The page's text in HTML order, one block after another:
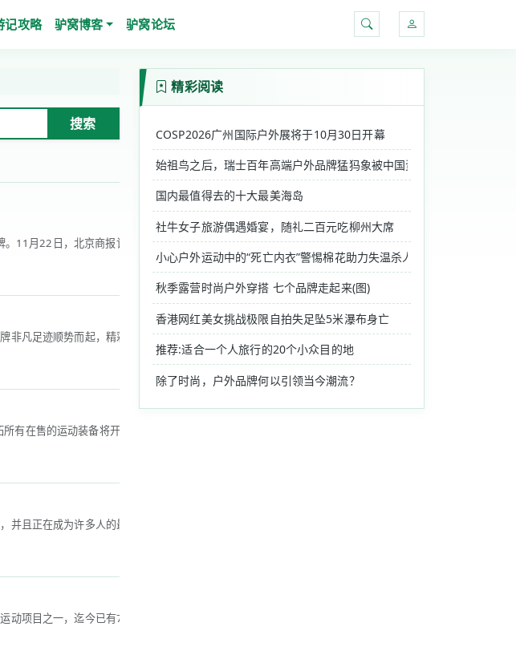
记攻略 驴窝博客 驴窝论坛
搜索
搜索
11月22日，北京商报记者走访发现，阿迪达斯探锐（adidas TERREX）在北......
凡足迹顺势而起，精彩的体验内容、创新的产品结构和一流的配套服务得到了户外爱好者与城市......
在售的运动装备将开放数据接口，颂拓用户将自己的运动数据同步分享到咕咚运动......
并且正在成为许多人的最爱，冬天也是如此。 1月22日，由喜玛尔图（中国）户外用品有限公......
项目之一，迄今已有70余年历史。其节奏紧凑、精彩迭出的比赛过程，受到欧美地区众多户外......
精彩阅读
COSP2026广州国际户外展将于10月30日开幕
始祖鸟之后，瑞士百年高端户外品牌猛犸象被中国资本CPE源峰收购
国内最值得去的十大最美海岛
社牛女子旅游偶遇婚宴，随礼二百元吃柳州大席
小心户外运动中的“死亡内衣”警惕棉花助力失温杀人
秋季露营时尚户外穿搭 七个品牌走起来(图)
香港网红美女挑战极限自拍失足坠5米瀑布身亡
推荐:适合一个人旅行的20个小众目的地
除了时尚，户外品牌何以引领当今潮流？